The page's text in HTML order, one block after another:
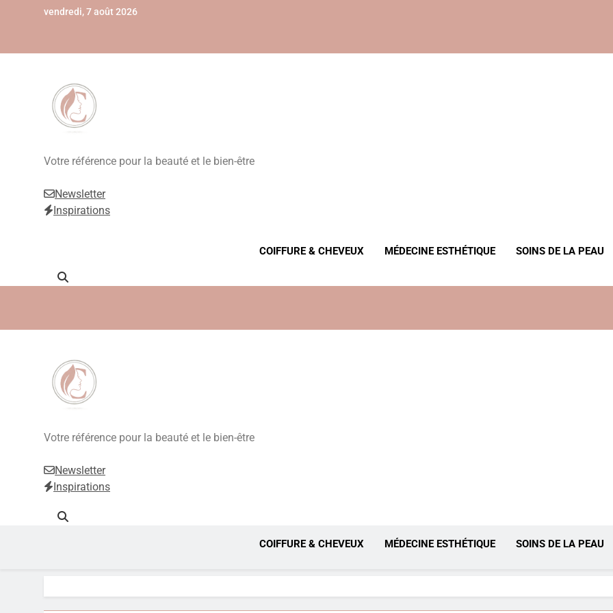
vendredi, 7 août 2026
Beauté, Esthétique, Anti-Âge
Votre référence pour la beauté et le bien-être
Newsletter
Inspirations
COIFFURE & CHEVEUX MÉDECINE ESTHÉTIQUE SOINS DE LA PEAU
Beauté, Esthétique, Anti-Âge
Votre référence pour la beauté et le bien-être
Newsletter
Inspirations
COIFFURE & CHEVEUX MÉDECINE ESTHÉTIQUE SOINS DE LA PEAU